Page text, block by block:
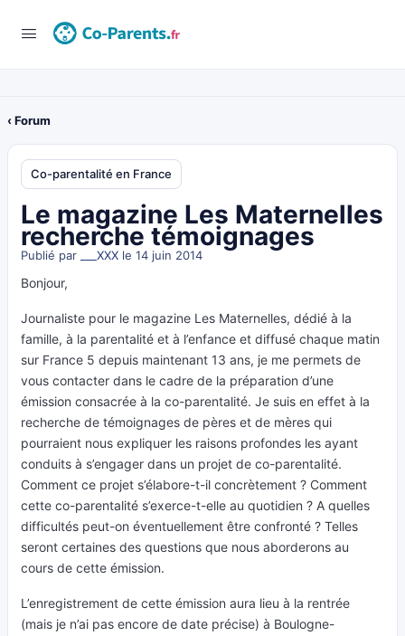
‹ Forum
Co-parentalité en France
Le magazine Les Maternelles
recherche témoignages
Publié par ___XXX le 14 juin 2014
Bonjour,
Journaliste pour le magazine Les Maternelles, dédié à la
famille, à la parentalité et à l’enfance et diffusé chaque matin
sur France 5 depuis maintenant 13 ans, je me permets de
vous contacter dans le cadre de la préparation d’une
émission consacrée à la co-parentalité. Je suis en effet à la
recherche de témoignages de pères et de mères qui
pourraient nous expliquer les raisons profondes les ayant
conduits à s’engager dans un projet de co-parentalité.
Comment ce projet s’élabore-t-il concrètement ? Comment
cette co-parentalité s’exerce-t-elle au quotidien ? A quelles
difficultés peut-on éventuellement être confronté ? Telles
seront certaines des questions que nous aborderons au
cours de cette émission.
L’enregistrement de cette émission aura lieu à la rentrée
(mais je n’ai pas encore de date précise) à Boulogne-